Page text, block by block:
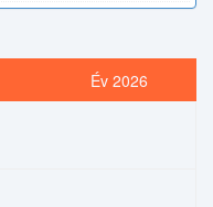
Év 2026